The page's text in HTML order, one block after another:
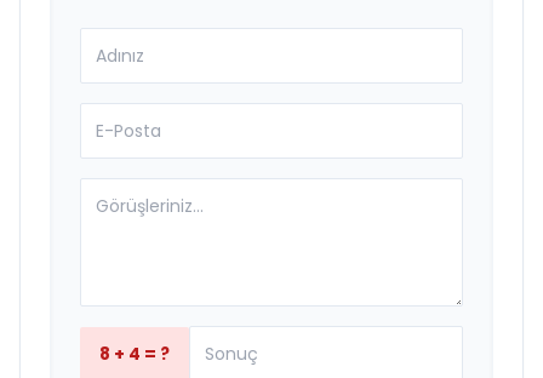
8 + 4 = ?